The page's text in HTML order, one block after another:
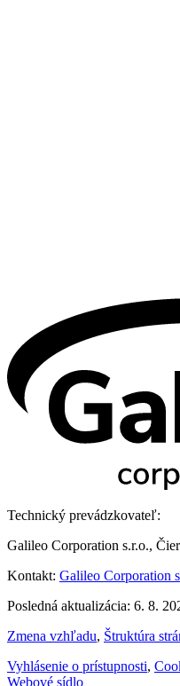
Technický prevádzkovateľ:
Galileo Corporation s.r.o.,
Kontakt: Galileo Corporation
Posledná aktualizácia: 6. 8.
Zmena vzhľadu, Štruktúra
Vyhlásenie o prístupnosti,
Webové sídlo